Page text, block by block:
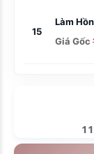
15
Làm
Giá Gốc